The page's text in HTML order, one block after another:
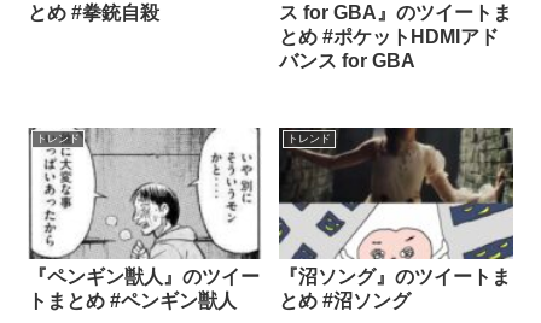
とめ #拳銃自殺
ス for GBA』のツイートま
とめ #ポケットHDMIアド
バンス for GBA
トレンド
『ペンギン獣人』のツイー
トまとめ #ペンギン獣人
トレンド
『沼ソング』のツイートま
とめ #沼ソング